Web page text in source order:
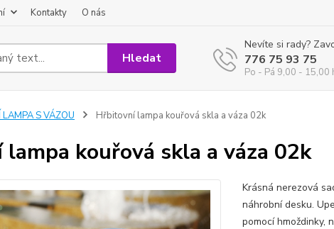
Kontakty O nás
Hledat
Nevíte si rady?
776 75 93 75
Po - Pá 9,00 - 15,00
S VÁZOU Hřbitovní lampa kouřová skla a váza 02k
kouřová skla a váza 02k
Krásná nerezová
náhrobní desku.
pomocí hmoždinky,